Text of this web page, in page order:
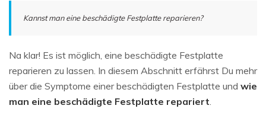
Kannst man eine beschädigte Festplatte reparieren?
Na klar! Es ist möglich, eine beschädigte Festplatte
reparieren zu lassen. In diesem Abschnitt erfährst Du mehr
über die Symptome einer beschädigten Festplatte und wie
man eine beschädigte Festplatte repariert.